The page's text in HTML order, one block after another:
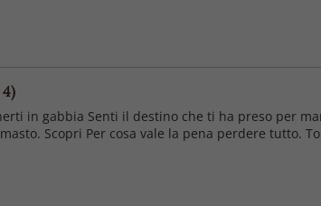
in gabbia Senti il destino che ti ha preso per
Scopri Per cosa vale la pena perdere tutto.